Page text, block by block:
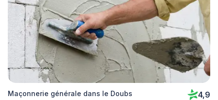
Maçonnerie générale dans le Doubs 4,9